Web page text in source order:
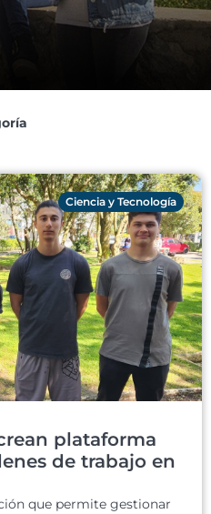
Ciencia y Tecnología
plataforma
de trabajo en
que permite gestionar